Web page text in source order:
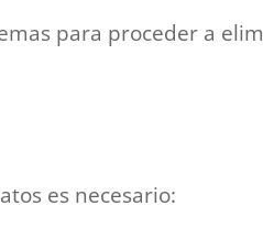
para proceder a
es necesario: